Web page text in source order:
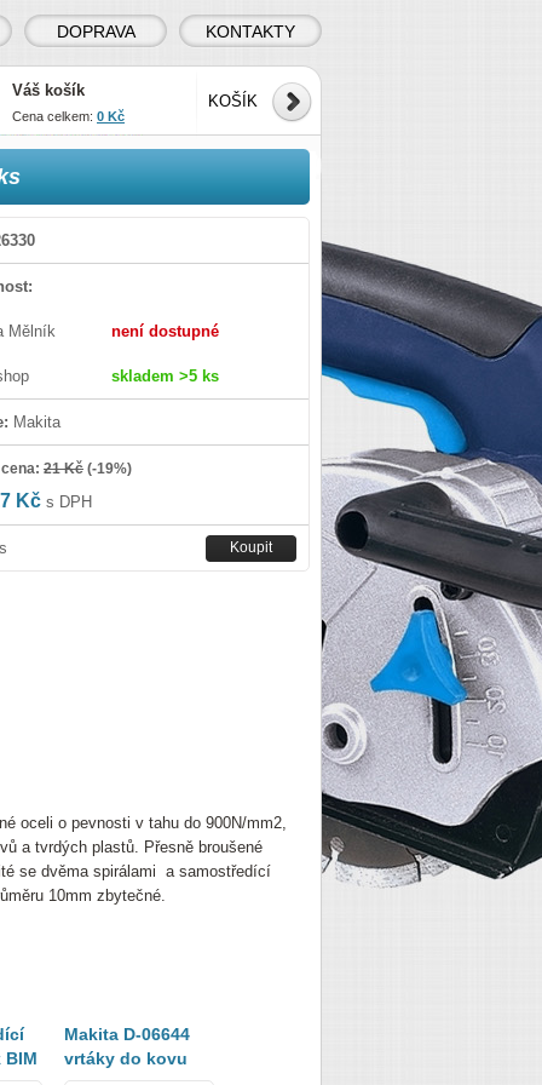
Mělník není dostupné
skladem >5 ks
Makita
21 Kč (-19%)
Kč s DPH
oceli o pevnosti v tahu do 900N/mm2,
a tvrdých plastů. Přesně broušené
se dvěma spirálami a samostředící
10mm zbytečné.
BIM
Makita D-06644
vrtáky do kovu
DOPRAVA KONTAKTY
KOŠÍK
Váš košík
Cena celkem: 0 Kč